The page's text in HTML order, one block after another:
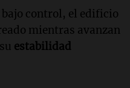
control, el edificio
mientras avanzan
estabilidad